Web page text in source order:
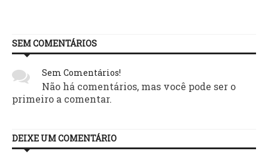
SEM COMENTÁRIOS
Sem Comentários!
Não há comentários, mas você pode ser o
primeiro a comentar.
DEIXE UM COMENTÁRIO